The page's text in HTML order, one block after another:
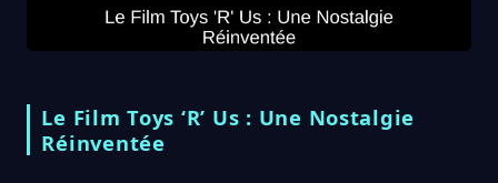
Le Film Toys ‘R’ Us : Une Nostalgie
Réinventée